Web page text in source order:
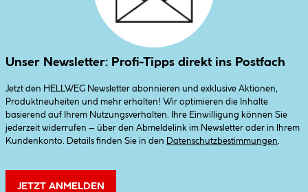
Unser Newsletter: Profi-Tipps direkt ins Postfach
Jetzt den HELLWEG Newsletter abonnieren und exklusive Aktionen,
Produktneuheiten und mehr erhalten! Wir optimieren die Inhalte
basierend auf Ihrem Nutzungsverhalten. Ihre Einwilligung können Sie
jederzeit widerrufen – über den Abmeldelink im Newsletter oder in Ihrem
Kundenkonto. Details finden Sie in den
Datenschutzbestimmungen
JETZT ANMELDEN